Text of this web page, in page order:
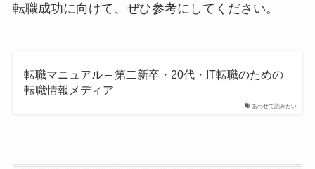
転職成功に向けて、ぜひ参考にしてください。
あわせて読みたい
転職マニュアル – 第二新卒・20代・IT転職のための
転職情報メディア